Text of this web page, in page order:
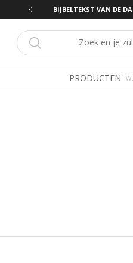
BIJBELTEKST VAN DE
PRODUCTEN